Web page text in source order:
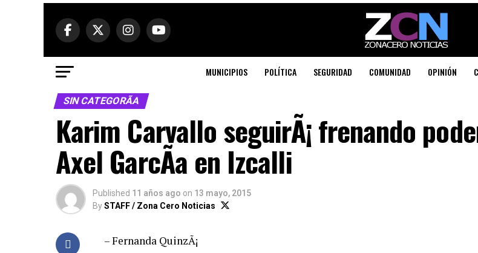
MUNICIPIOS POLÍTICA SEGURIDAD COMUNIDAD OPINIÓN
SIN CATEGORÃ­A
Karim Carvallo seguirÃ¡ frenando
Axel GarcÃ­a en Izcalli
Published 11 años ago on 13 mayo, 2015
BySTAFF / Zona Cero Noticias
– Fernanda QuinzÃ¡